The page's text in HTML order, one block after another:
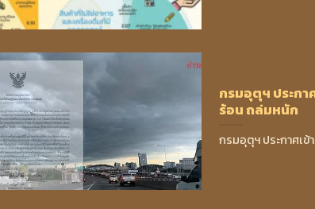
กรมอุตุฯ ประก
ร้อน ถล่มหนัก
กรมอุตุฯ ประกาศเข้